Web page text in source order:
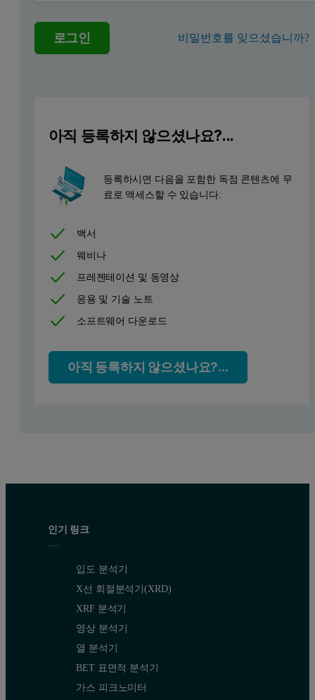
Fat globules (1-2 μm)
Casein micelles (0.05-0.25 μm)
Figure 1: From a laser diffraction perspective, milk consists of
N/A
Particle size distributions of UK
The particle size distributions of three different grades of
로그인 비밀번호를 잊으셨습니까?
아직 등록하지 않으셨나요?...
등록하시면 다음을 포함한 독점 콘텐츠에 무
료로 액세스할 수 있습니다:
백서
웨비나
프레젠테이션 및 동영상
응용 및 기술 노트
소프트웨어 다운로드
아직 등록하지 않으셨나요?...
인기 링크
입도 분석기
X선 회절분석기(XRD)
XRF 분석기
영상 분석기
열 분석기
BET 표면적 분석기
가스 피크노미터